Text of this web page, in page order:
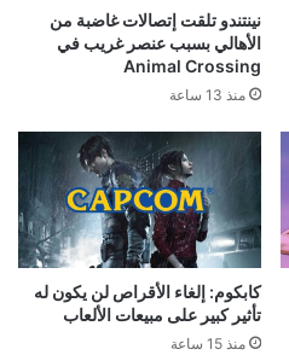
نينتندو تلقت إتصالات غاضبة من
الأهالي بسبب عنصر غريب في
Animal Crossing
منذ 13 ساعة
كابكوم: إلغاء الأقراص لن يكون له
تأثير كبير على مبيعات الألعاب
منذ 15 ساعة